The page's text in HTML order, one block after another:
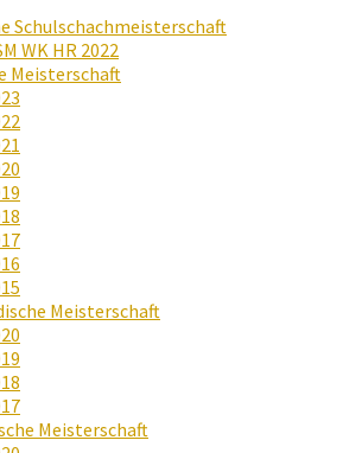
Schulschachmeisterschaft
WK HR 2022
Meisterschaft
Meisterschaft
Meisterschaft